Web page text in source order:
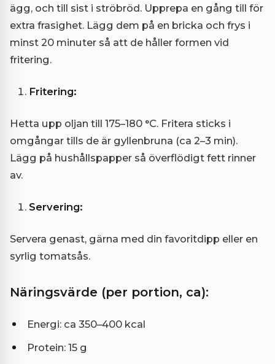
ägg, och till sist i ströbröd. Upprepa en gång till för
extra frasighet. Lägg dem på en bricka och frys i
minst 20 minuter så att de håller formen vid
fritering.
Fritering:
Hetta upp oljan till 175–180 °C. Fritera sticks i
omgångar tills de är gyllenbruna (ca 2–3 min).
Lägg på hushållspapper så överflödigt fett rinner
av.
Servering:
Servera genast, gärna med din favoritdipp eller en
syrlig tomatsås.
Näringsvärde (per portion, ca):
Energi: ca 350–400 kcal
Protein: 15 g